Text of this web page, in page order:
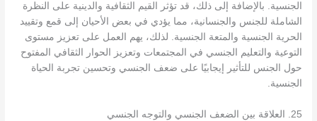
الجنسية. بالإضافة إلى ذلك، قد تؤثر القيم الثقافية والدينية على النظرة
الشاملة للجنس والجنسانية، مما يؤدي في بعض الأحيان إلى قمع وتقييد
الحرية الجنسية والمتعة الجنسية. لذلك، يهم العمل على تعزيز مستوى
التوعية والتعليم الجنسي في المجتمعات وتعزيز الحوار الثقافي المفتوح
حول الجنس للتأثير إيجابيًا على ضعف الجنسي وتحسين تجربة الحياة
الجنسية.
25. العلاقة بين الضعف الجنسي والتوجه الجنسي